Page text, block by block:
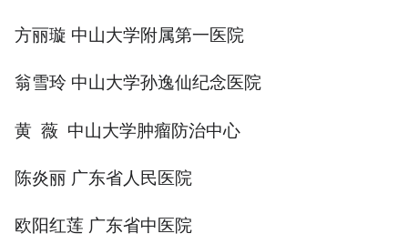
方丽璇 中山大学附属第一医院
翁雪玲 中山大学孙逸仙纪念医院
黄 薇 中山大学肿瘤防治中心
陈炎丽 广东省人民医院
欧阳红莲 广东省中医院